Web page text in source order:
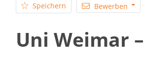
Speichern Bewerben
Uni Weimar